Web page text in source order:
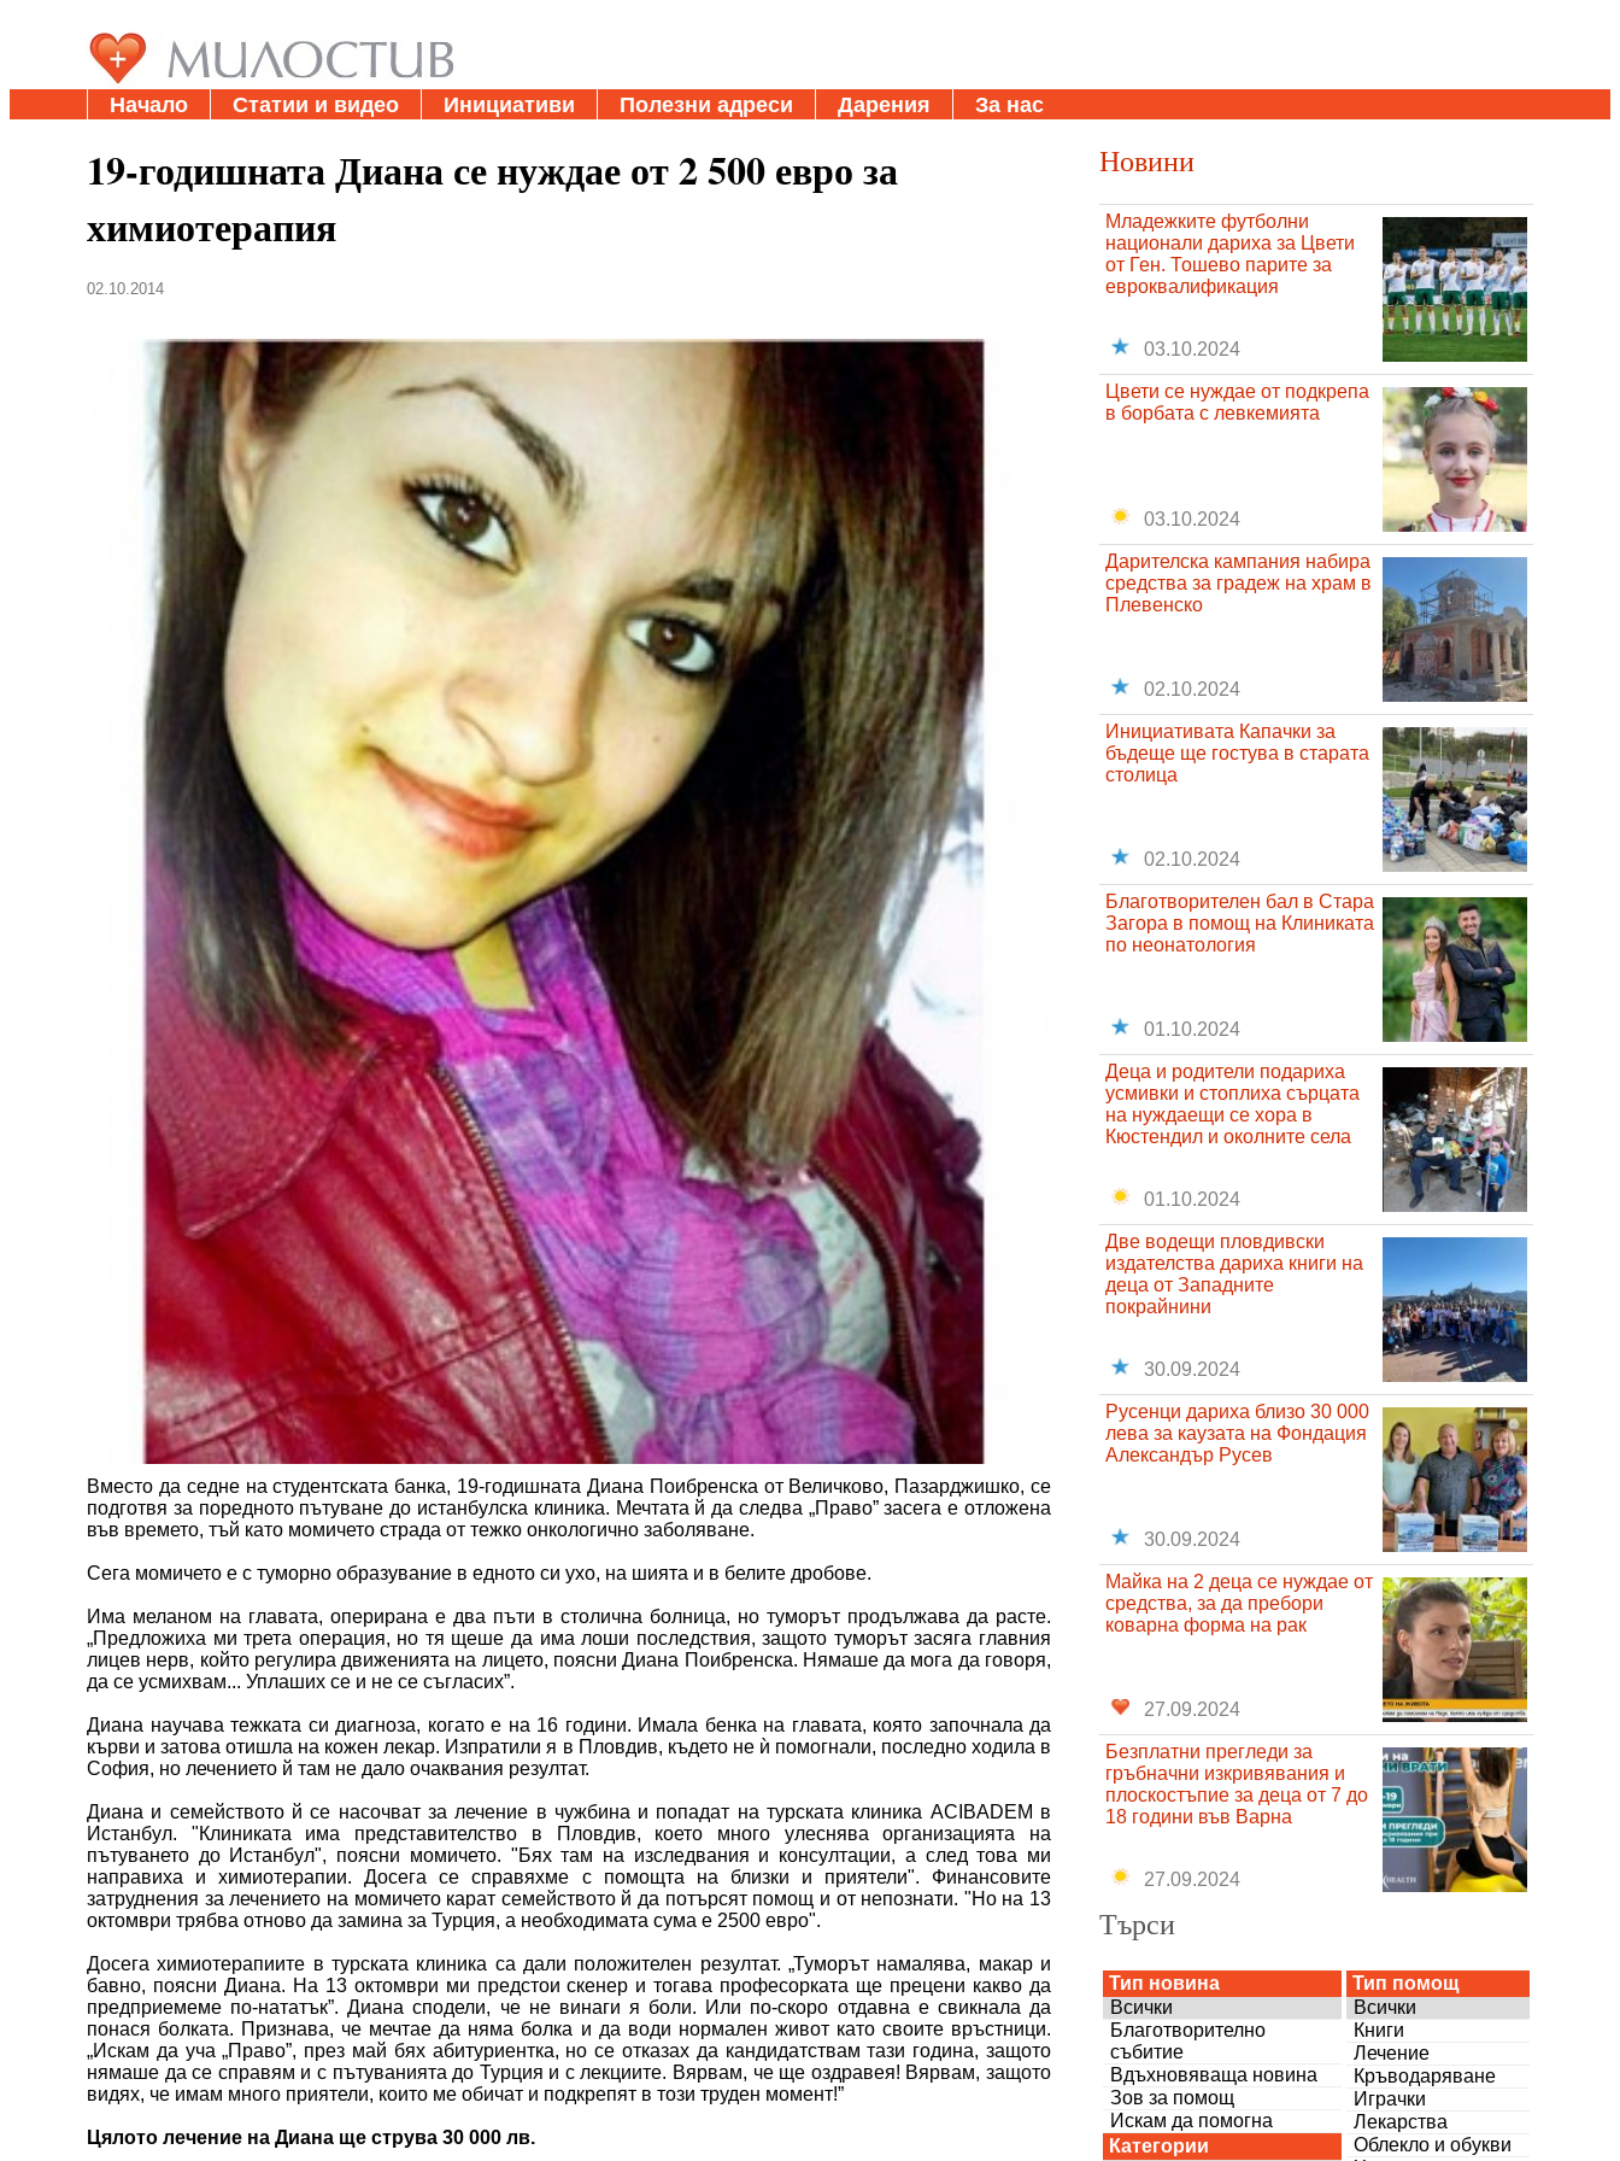
Начало Статии и видео Инициативи Полезни адреси Дарения За нас
19-годишната Диана се нуждае от 2 500 евро за
химиотерапия
02.10.2014
Вместо да седне на студентската банка, 19-годишната Диана Поибренска от Величково, Пазарджишко, се
подготвя за поредното пътуване до истанбулска клиника. Мечтата й да следва „Право” засега е отложена
във времето, тъй като момичето страда от тежко онкологично заболяване.
Сега момичето е с туморно образувание в едното си ухо, на шията и в белите дробове.
Има меланом на главата, оперирана е два пъти в столична болница, но туморът продължава да расте.
„Предложиха ми трета операция, но тя щеше да има лоши последствия, защото туморът засяга главния
лицев нерв, който регулира движенията на лицето, поясни Диана Поибренска. Нямаше да мога да говоря,
да се усмихвам... Уплаших се и не се съгласих”.
Диана научава тежката си диагноза, когато е на 16 години. Имала бенка на главата, която започнала да
кърви и затова отишла на кожен лекар. Изпратили я в Пловдив, където не ѝ помогнали, последно ходила в
София, но лечението й там не дало очаквания резултат.
Диана и семейството й се насочват за лечение в чужбина и попадат на турската клиника ACIBADEM в
Истанбул. "Клиниката има представителство в Пловдив, което много улеснява организацията на
пътуването до Истанбул", поясни момичето. "Бях там на изследвания и консултации, а след това ми
направиха и химиотерапии. Досега се справяхме с помощта на близки и приятели". Финансовите
затруднения за лечението на момичето карат семейството й да потърсят помощ и от непознати. "Но на 13
октомври трябва отново да замина за Турция, а необходимата сума е 2500 евро".
Досега химиотерапиите в турската клиника са дали положителен резултат. „Туморът намалява, макар и
бавно, поясни Диана. На 13 октомври ми предстои скенер и тогава професорката ще прецени какво да
предприемеме по-нататък”. Диана сподели, че не винаги я боли. Или по-скоро отдавна е свикнала да
понася болката. Признава, че мечтае да няма болка и да води нормален живот като своите връстници.
„Искам да уча „Право”, през май бях абитуриентка, но се отказах да кандидатствам тази година, защото
нямаше да се справям и с пътуванията до Турция и с лекциите. Вярвам, че ще оздравея! Вярвам, защото
видях, че имам много приятели, които ме обичат и подкрепят в този труден момент!”
Цялото лечение на Диана ще струва 30 000 лв.
Новини
Младежките футболни
национали дариха за Цвети
от Ген. Тошево парите за
евроквалификация
03.10.2024
Цвети се нуждае от подкрепа
в борбата с левкемията
03.10.2024
Дарителска кампания набира
средства за градеж на храм в
Плевенско
02.10.2024
Инициативата Капачки за
бъдеще ще гостува в старата
столица
02.10.2024
Благотворителен бал в Стара
Загора в помощ на Клиниката
по неонатология
01.10.2024
Деца и родители подариха
усмивки и стоплиха сърцата
на нуждаещи се хора в
Кюстендил и околните села
01.10.2024
Две водещи пловдивски
издателства дариха книги на
деца от Западните
покрайнини
30.09.2024
Русенци дариха близо 30 000
лева за каузата на Фондация
Александър Русев
30.09.2024
Майка на 2 деца се нуждае от
средства, за да пребори
коварна форма на рак
27.09.2024
Безплатни прегледи за
гръбначни изкривявания и
плоскостъпие за деца от 7 до
18 години във Варна
27.09.2024
Търси
Тип новина
Всички
Благотворително
събитие
Вдъхновяваща новина
Зов за помощ
Искам да помогна
Категории
Тип помощ
Всички
Книги
Лечение
Кръводаряване
Играчки
Лекарства
Облекло и обукви